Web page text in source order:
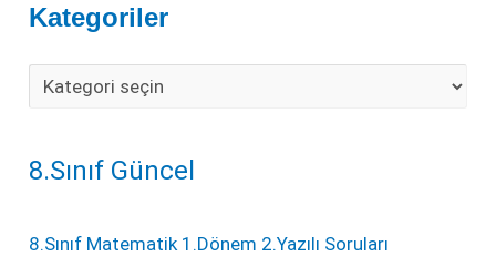
Kategoriler
8.Sınıf Güncel
8.Sınıf Matematik 1.Dönem 2.Yazılı Soruları